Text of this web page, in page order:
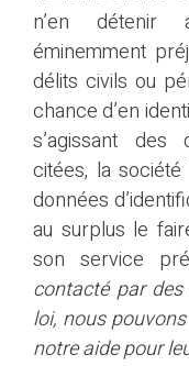
n’en détenir
éminemment
délits civils ou
chance d’en
s’agissant des
citées, la
données
au surplus le
son service
contacté par
loi, nous
notre aide pour